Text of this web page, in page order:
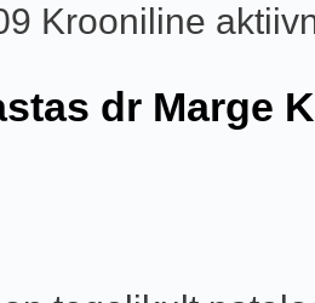
Krooniline
dr Marge